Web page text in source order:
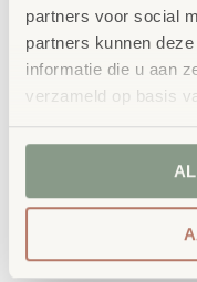
partners voor social
partners kunnen
informatie die u aan
verzameld op basis
Duurzaamheid
producten,
100% FSC -
Daarnaast
Extra
SKU 33276